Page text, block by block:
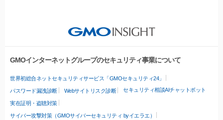
GMOインターネットグループのセキュリティ事業について
世界初総合ネットセキュリティサービス「GMOセキュリティ24」
パスワード漏洩診断 Webサイトリスク診断 セキュリティ相談AIチャットボット
実在証明・盗聴対策
サイバー攻撃対策（GMOサイバーセキュリティ byイエラエ）